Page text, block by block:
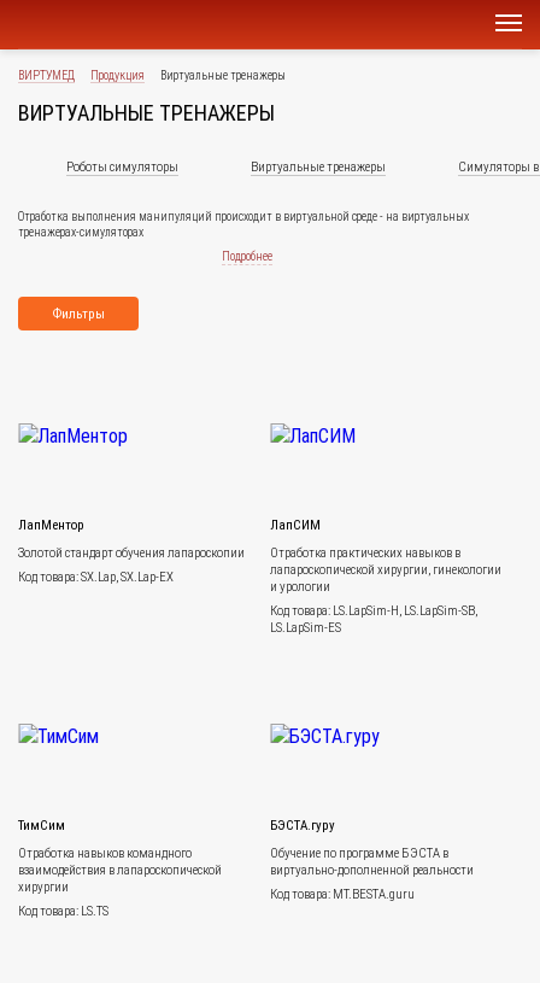
ВИРТУМЕД Продукция Виртуальные тренажеры
ВИРТУАЛЬНЫЕ ТРЕНАЖЕРЫ
Роботы симуляторы Виртуальные тренажеры Симуляторы в
Отработка выполнения манипуляций происходит в виртуальной среде - на виртуальных
тренажерах-симуляторах
Подробнее
Фильтры
ЛапМентор
Золотой стандарт обучения лапароскопии
Код товара: SX.Lap, SX.Lap-EX
ЛапСИМ
Отработка практических навыков в
лапароскопической хирургии, гинекологии
и урологии
Код товара: LS.LapSim-H, LS.LapSim-SB,
LS.LapSim-ES
ТимСим
Отработка навыков командного
взаимодействия в лапароскопической
хирургии
Код товара: LS.TS
БЭСТА.гуру
Обучение по программе БЭСТА в
виртуально-дополненной реальности
Код товара: MT.BESTA.guru